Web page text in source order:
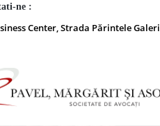
ne :
Center, Strada Părintele